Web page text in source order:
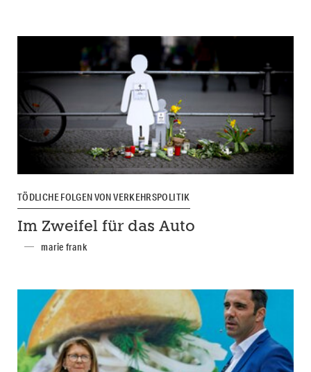
TÖDLICHE FOLGEN VON VERKEHRSPOLITIK
Im Zweifel für das Auto
marie frank